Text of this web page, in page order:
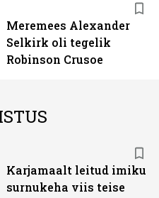
Meremees Alexander
Selkirk oli tegelik
Robinson Crusoe
Karjamaalt leitud imiku
surnukeha viis teise